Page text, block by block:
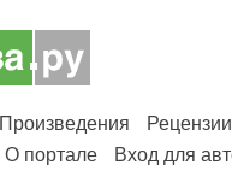
Произведения Рецензии
О портале Вход для